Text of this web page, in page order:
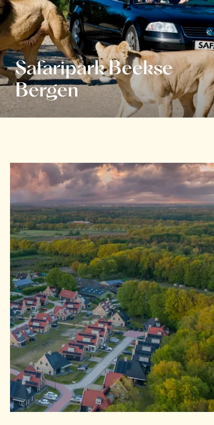
Safaripark Beekse
Bergen